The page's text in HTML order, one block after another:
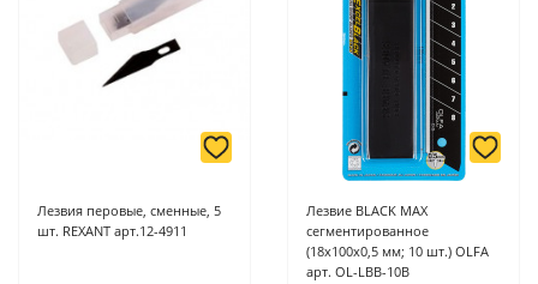
Лезвия перовые, сменные, 5
шт. REXANT арт.12-4911
Лезвие BLACK MAX
сегментированное
(18х100х0,5 мм; 10 шт.) OLFA
арт. OL-LBB-10B